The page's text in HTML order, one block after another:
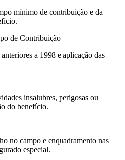
mínimo de contribuição e da
de Contribuição
a 1998 e aplicação das
insalubres, perigosas ou
do benefício.
no campo e enquadramento nas
especial.